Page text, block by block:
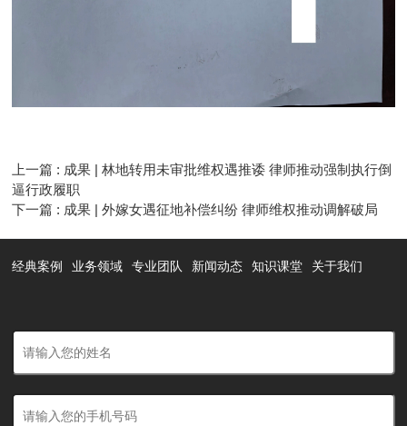
上一篇 : 成果 | 林地转用未审批维权遇推诿 律师推动强制执行倒
逼行政履职
下一篇 : 成果 | 外嫁女遇征地补偿纠纷 律师维权推动调解破局
经典案例 业务领域 专业团队 新闻动态 知识课堂 关于我们